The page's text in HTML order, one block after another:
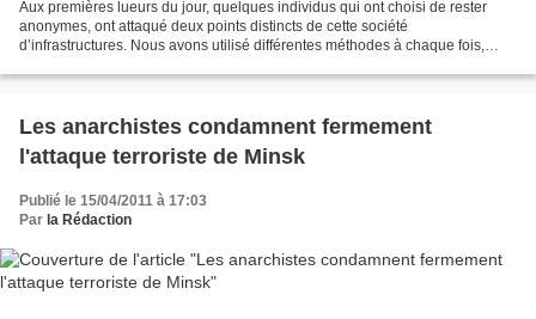
Aux premières lueurs du jour, quelques individus qui ont choisi de rester
anonymes, ont attaqué deux points distincts de cette société
d’infrastructures. Nous avons utilisé différentes méthodes à chaque fois,
Les anarchistes condamnent fermement
l'attaque terroriste de Minsk
Publié le 15/04/2011 à 17:03
Par la Rédaction